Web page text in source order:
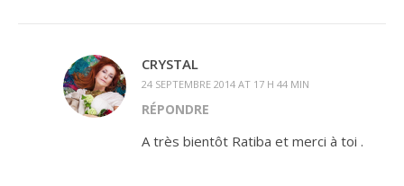
CRYSTAL
24 SEPTEMBRE 2014 AT 17 H 44 MIN
RÉPONDRE
A très bientôt Ratiba et merci à toi .